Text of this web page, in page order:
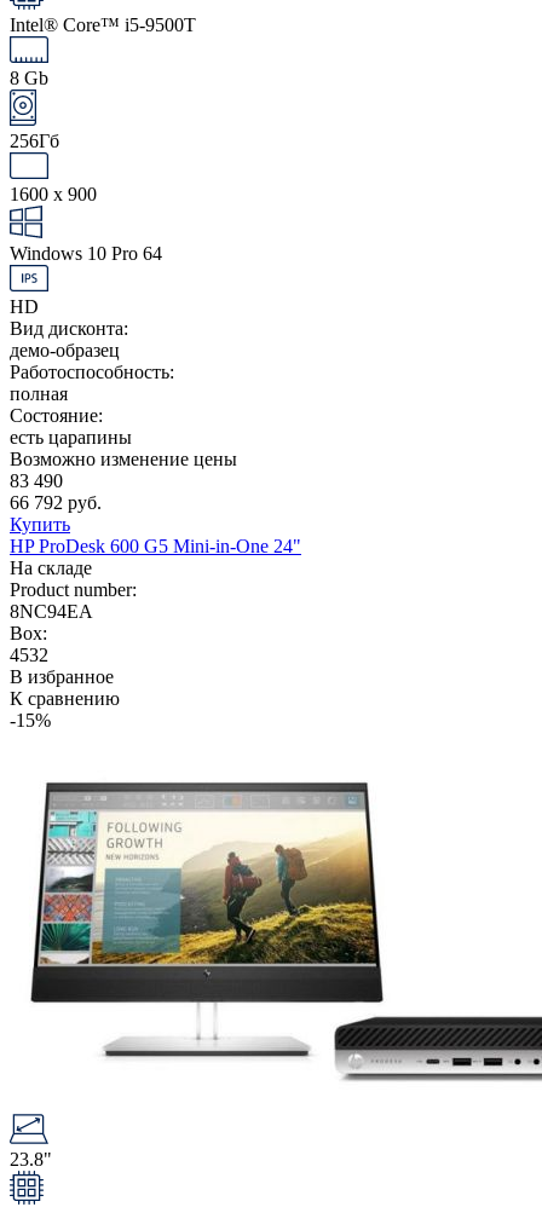
Intel® Core™ i5-9500T
8 Gb
256Гб
1600 x 900
Windows 10 Pro 64
HD
Вид дисконта:
демо-образец
Работоспособность:
полная
Состояние:
есть царапины
Возможно изменение цены
83 490
66 792 руб.
Купить
HP ProDesk 600 G5 Mini-in-One 24"
На складе
Product number:
8NC94EA
Box:
4532
В избранное
К сравнению
-15%
23.8"